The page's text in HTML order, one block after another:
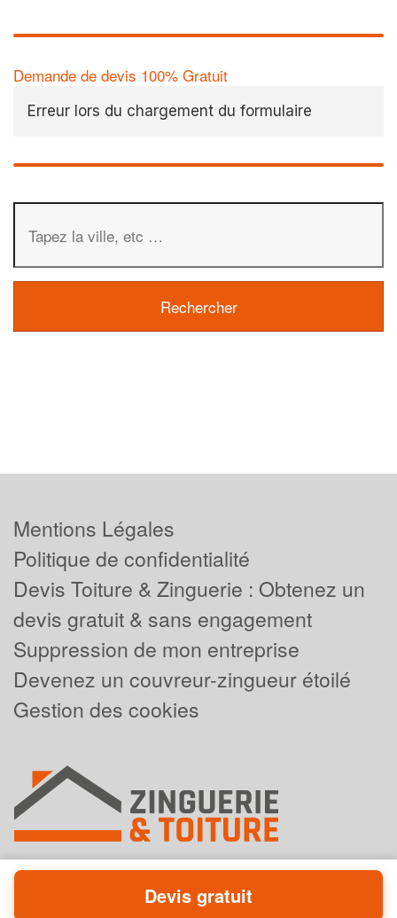
Demande de devis 100% Gratuit
Erreur lors du chargement du formulaire
Mentions Légales
Politique de confidentialité
Devis Toiture & Zinguerie : Obtenez un
devis gratuit & sans engagement
Suppression de mon entreprise
Devenez un couvreur-zingueur étoilé
Gestion des cookies
Powered byPlus que pro
Devis gratuit